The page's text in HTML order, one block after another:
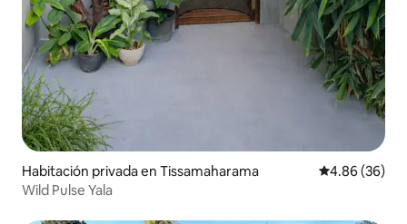
Habitación privada en Tissamaharama Calificación
4.86 (36)
Wild Pulse Yala